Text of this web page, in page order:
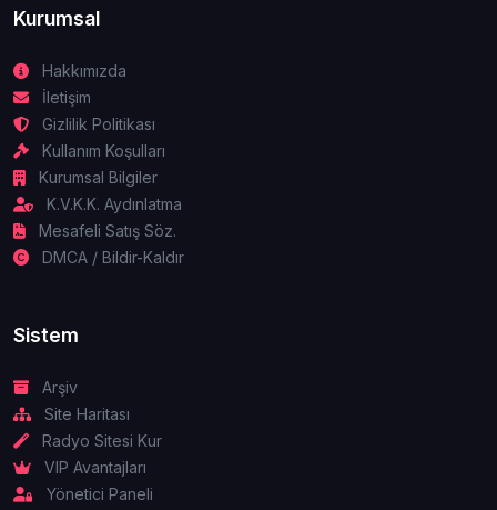
Kurumsal
Hakkımızda
İletişim
Gizlilik Politikası
Kullanım Koşulları
Kurumsal Bilgiler
K.V.K.K. Aydınlatma
Mesafeli Satış Söz.
DMCA / Bildir-Kaldır
Sistem
Arşiv
Site Haritası
Radyo Sitesi Kur
VIP Avantajları
Yönetici Paneli